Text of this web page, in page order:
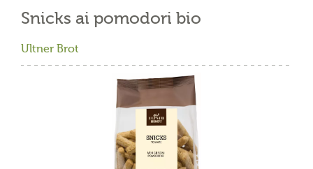
Snicks ai pomodori bio
Ultner Brot